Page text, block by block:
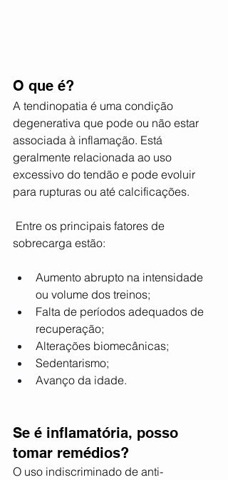
O que é?
A tendinopatia é uma condição
degenerativa que pode ou não estar
associada à inflamação. Está
geralmente relacionada ao uso
excessivo do tendão e pode evoluir
para rupturas ou até calcificações.
sobrecarga estão:
Aumento abrupto na intensidade
ou volume dos treinos;
Falta de períodos adequados de
recuperação;
Alterações biomecânicas;
Sedentarismo;
Avanço da idade.
Se é inflamatória, posso
tomar remédios?
O uso indiscriminado de anti-